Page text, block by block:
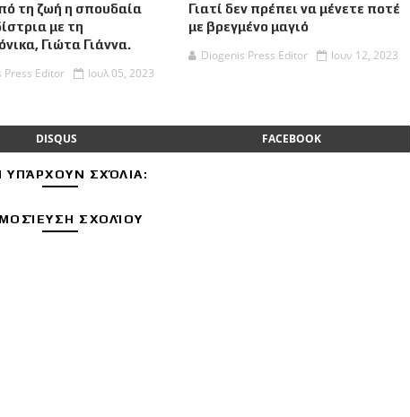
τη ζωή η σπουδαία
με τη
Γιώτα Γιάννα.
Press Editor
Ιουλ 05, 2023
Γιατί δεν πρέπει να μένετε ποτέ
με βρεγμένο μαγιό
Diogenis Press Editor
Ιουν 12, 2023
DISQUS FACEBOOK
ΥΠΆΡΧΟΥΝ ΣΧΌΛΙΑ:
ΣΧΟΛΊΟΥ